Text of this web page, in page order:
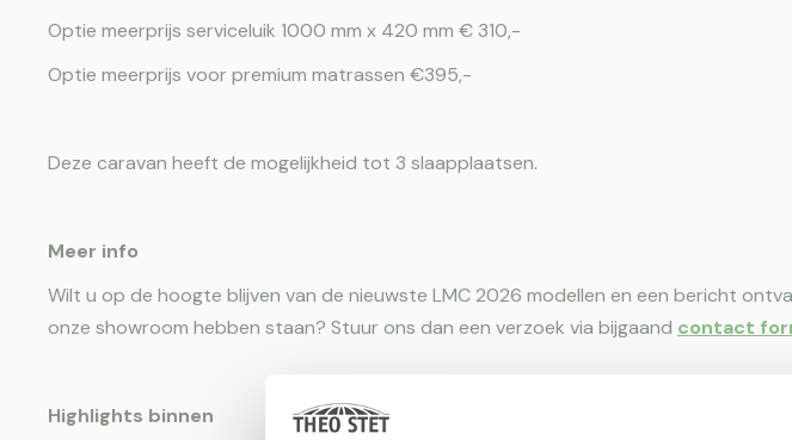
Optie meerprijs serviceluik 1000 mm x 420 mm € 310,-
Optie meerprijs voor premium matrassen €395,-
Deze caravan heeft de mogelijkheid tot 3 slaapplaatsen.
Meer info
Wilt u op de hoogte blijven van de nieuwste LMC 2026 modellen en een bericht
onze showroom hebben staan? Stuur ons dan een verzoek via bijgaand contact
Highlights binnen